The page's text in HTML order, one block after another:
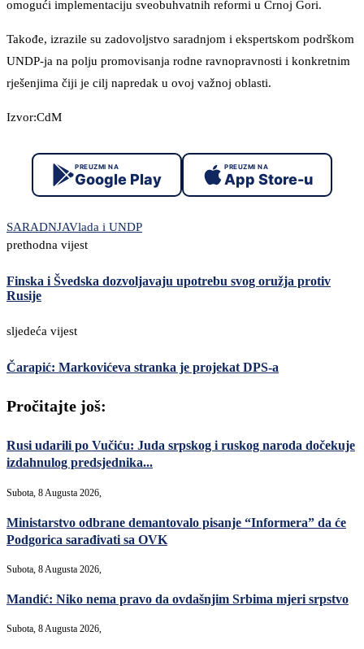
omogući implementaciju sveobuhvatnih reformi u Crnoj Gori.
Takođe, izrazile su zadovoljstvo saradnjom i ekspertskom podrškom
UNDP-ja na polju promovisanja rodne ravnopravnosti i konkretnim
rješenjima čiji je cilj napredak u ovoj važnoj oblasti.
Izvor:CdM
PREUZMI NA
Google Play
PREUZMI NA
App Store-u
SARADNJAVlada i UNDP
prethodna vijest
Finska i Švedska dozvoljavaju upotrebu svog oružja protiv
Rusije
sljedeća vijest
Čarapić: Markovićeva stranka je projekat DPS-a
Pročitajte još:
Rusi udarili po Vučiću: Juda srpskog i ruskog naroda dočekuje
izdahnulog predsjednika...
Subota, 8 Augusta 2026,
Ministarstvo odbrane demantovalo pisanje “Informera” da će
Podgorica sarađivati sa OVK
Subota, 8 Augusta 2026,
Mandić: Niko nema pravo da ovdašnjim Srbima mjeri srpstvo
Subota, 8 Augusta 2026,